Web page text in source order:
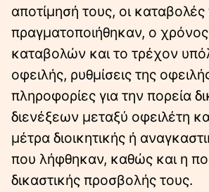
αποτίμησή τους, οι
πραγματοποιήθηκαν, ο
καταβολών και το τρέχον
οφειλής, ρυθμίσεις της
πληροφορίες για την πορεία
διενέξεων μεταξύ οφειλέτη
μέτρα διοικητικής ή
που λήφθηκαν, καθώς και η
δικαστικής προσβολής τους.